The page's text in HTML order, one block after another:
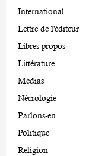
International
Lettre de l'éditeur
Libres propos
Littérature
Médias
Nécrologie
Parlons-en
Politique
Religion